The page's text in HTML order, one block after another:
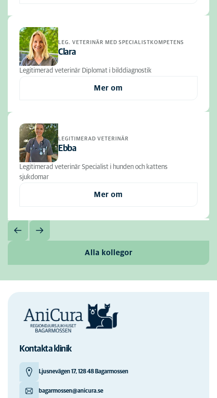
LEG. VETERINÄR MED SPECIALISTKOMPETENS
Clara
Legitimerad veterinär Diplomat i bilddiagnostik
Mer om
LEGITIMERAD VETERINÄR
Ebba
Legitimerad veterinär Specialist i hunden och kattens
sjukdomar
Mer om
Alla kollegor
Kontakta klinik
Ljusnevägen 17, 128 48 Bagarmossen
bagarmossen@anicura.se